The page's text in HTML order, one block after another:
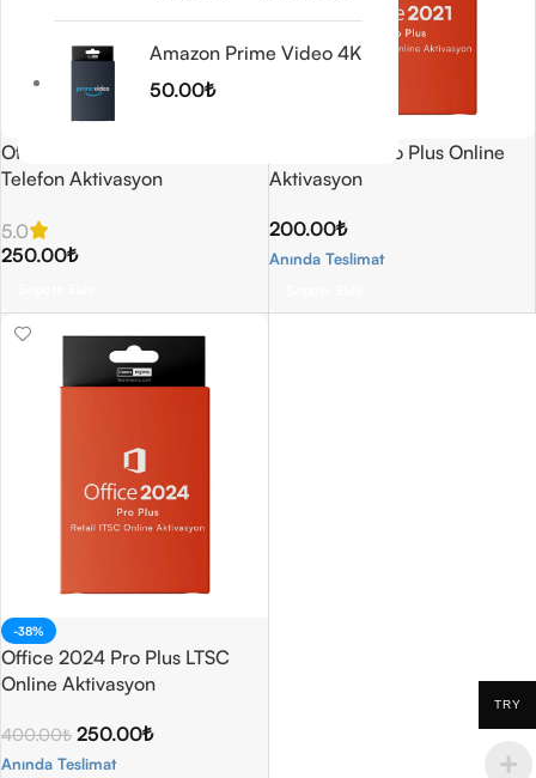
Amazon Prime Video 4K
50.00₺
Office 2019 Pro Plus Retail
Telefon Aktivasyon
5.0
250.00₺
Office 2021 Pro Plus Online
Aktivasyon
200.00₺
Anında Teslimat
-38%
Office 2024 Pro Plus LTSC
Online Aktivasyon
400.00₺ 250.00₺
Anında Teslimat
TRY